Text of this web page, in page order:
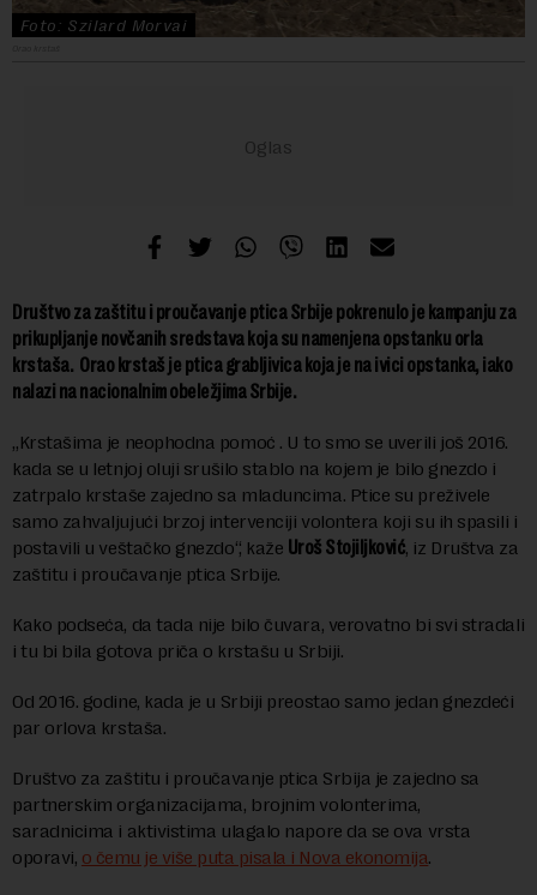
Foto: Szilard Morvai
Društvo za zaštitu i proučavanje ptica Srbije pokrenulo je kampanju za
prikupljanje novčanih sredstava koja su namenjena opstanku orla
krstaša. Orao krstaš je ptica grabljivica koja je na ivici opstanka, iako
nalazi na nacionalnim obeležjima Srbije.
„Krstašima je neophodna pomoć . U to smo se uverili još 2016.
kada se u letnjoj oluji srušilo stablo na kojem je bilo gnezdo i
zatrpalo krstaše zajedno sa mladuncima. Ptice su preživele
samo zahvaljujući brzoj intervenciji volontera koji su ih spasili i
postavili u veštačko gnezdo“, kaže Uroš Stojiljković, iz Društva za
zaštitu i proučavanje ptica Srbije.
Kako podseća, da tada nije bilo čuvara, verovatno bi svi stradali
i tu bi bila gotova priča o krstašu u Srbiji.
Od 2016. godine, kada je u Srbiji preostao samo jedan gnezdeći
par orlova krstaša.
Društvo za zaštitu i proučavanje ptica Srbija je zajedno sa
partnerskim organizacijama, brojnim volonterima,
saradnicima i aktivistima ulagalo napore da se ova vrsta
oporavi, o čemu je više puta pisala i Nova ekonomija.